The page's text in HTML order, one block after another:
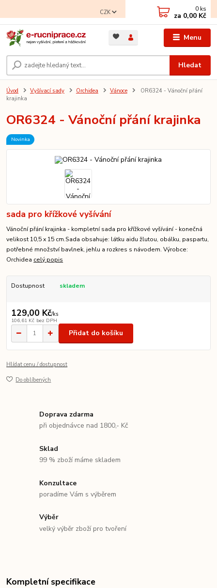
Menu
CZK
Hledat
0 ks
za 0,00 Kč
Úvod Vyšívací sady Orchidea Vánoce
OR6324 - Vánoční přání
krajinka
OR6324 - Vánoční přání krajinka
Novinka
sada pro křížkové vyšívání
Vánoční přání krajinka - kompletní sada pro křížkové vyšívání - konečná
velikost 10,5 x 15 cm.Sada obsahuje: látku aidu žlutou, obálku, paspartu,
potřebné množství bavlnek, jehlu a rozkres s návodem. Výrobce:
Orchidea celý popis
Dostupnost skladem
129,00 Kč/ks
106,61 Kč bez DPH
Přidat do košíku
Hlídat cenu / dostupnost
Do oblíbených
Doprava zdarma
při objednávce nad 1800,- Kč
Sklad
99 % zboží máme skladem
Konzultace
poradíme Vám s výběrem
Výběr
velký výběr zboží pro tvoření
Kompletní specifikace